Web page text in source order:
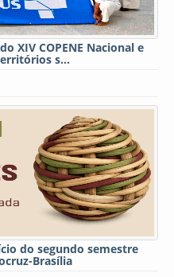
XIV COPENE Nacional e
s...
do segundo semestre
Brasília